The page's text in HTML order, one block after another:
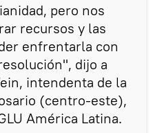
pero nos
recursos y las
enfrentarla con
dijo a
intendenta de la
(centro-este),
América Latina.